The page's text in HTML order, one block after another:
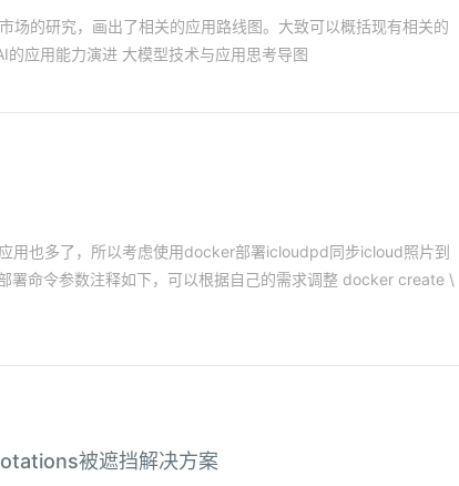
场的研究，画出了相关的应用路线图。大致可以概括现有相关的
应用能力演进 大模型技术与应用思考导图
用也多了，所以考虑使用docker部署icloudpd同步icloud照片到
命令参数注释如下，可以根据自己的需求调整 docker create \
被遮挡解决方案